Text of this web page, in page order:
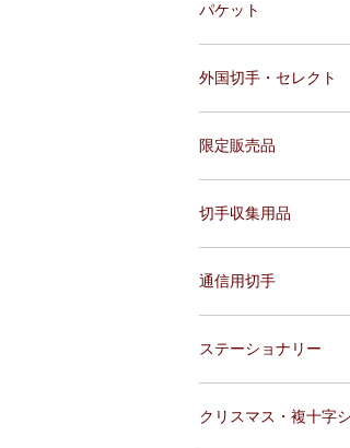
パケット
外国切手・セレクト
限定販売品
切手収集用品
通信用切手
ステーショナリー
クリスマス・複十字